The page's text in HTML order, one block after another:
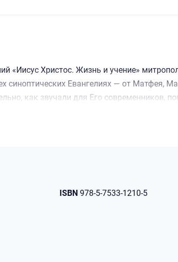
«Иисус Христос. Жизнь и учение»
синоптических Евангелиях — от Матфея,
как звучали для Его современников,
ISBN 978-5-7533-1210-5